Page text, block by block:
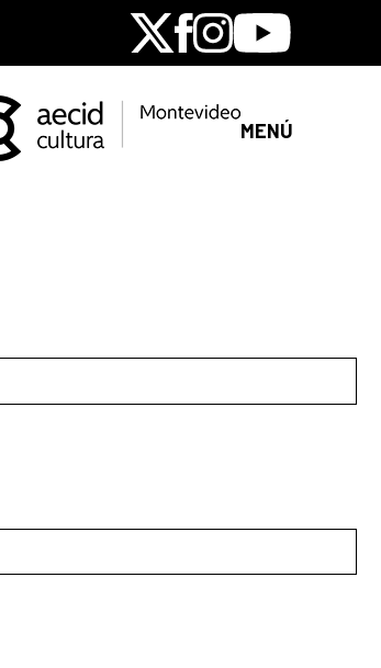
X Facebook
Instagram
Youtube
MENÚ